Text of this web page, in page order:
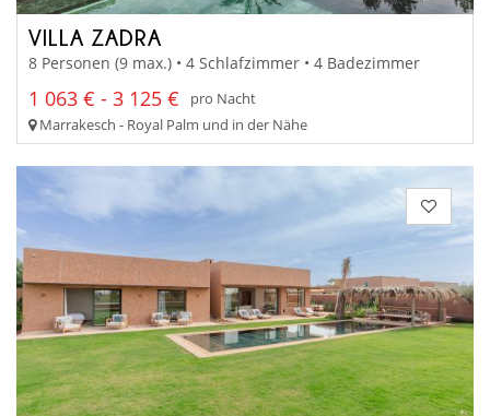
VILLA ZADRA
8 Personen (9 max.) • 4 Schlafzimmer • 4 Badezimmer
1 063 € - 3 125 €
pro Nacht
Marrakesch - Royal Palm und in der Nähe